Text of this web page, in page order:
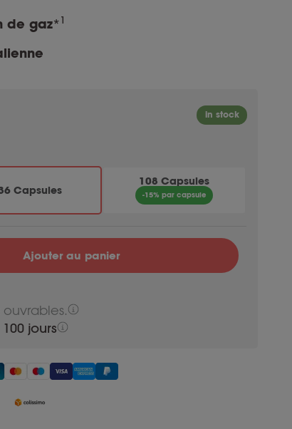
de gaz*1
Capsules
108 Capsules
-15% par capsule
ouvrables.
jours
Ajouter au panier